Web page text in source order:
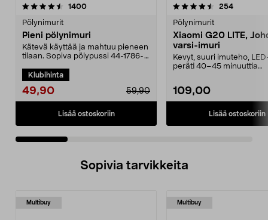
1400arvostelut
Pölynimurit
Pieni pölynimuri
Kätevä käyttää ja mahtuu pieneen
tilaan. Sopiva pölypussi 44-1786-
Klubihinta
49,90 59,90
Lisää ostoskoriin
4.5 viidestä
254arvostelut
Pölynimurit
Xiaomi G20 LITE,
varsi-imuri
Kevyt, suuri imuteho,
peräti 40–45 minuuttia
109,00
Lisää ostoskoriin
4.5 viidestä
Sopivia tarvikkeita
Multibuy Multibuy